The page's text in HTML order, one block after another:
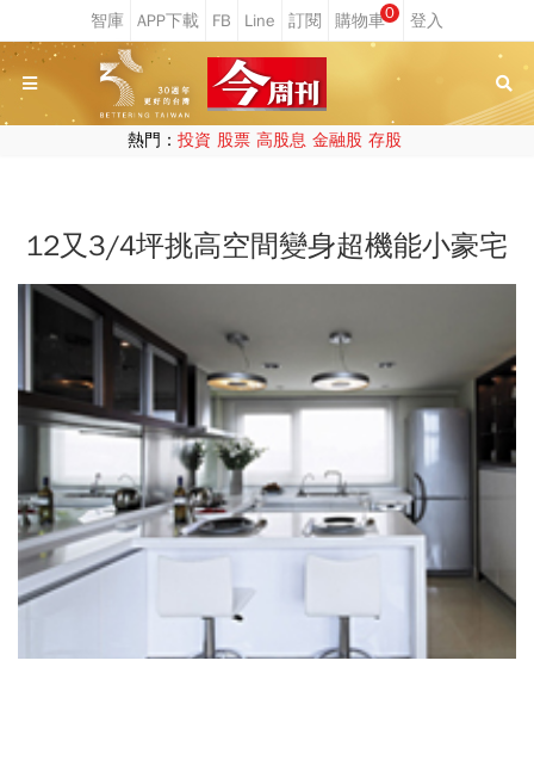
0
熱門： 投資 股票 高股息 金融股 存股
12又3/4坪挑高空間變身超機能小豪宅